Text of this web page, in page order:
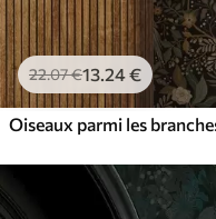
22.07€13.24€